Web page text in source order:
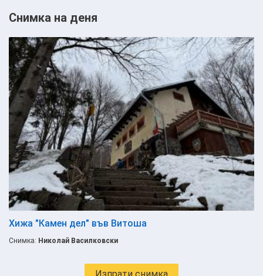
Снимка на деня
Хижа "Камен дел" във Витоша
Снимка: Николай Василковски
Изпрати снимка